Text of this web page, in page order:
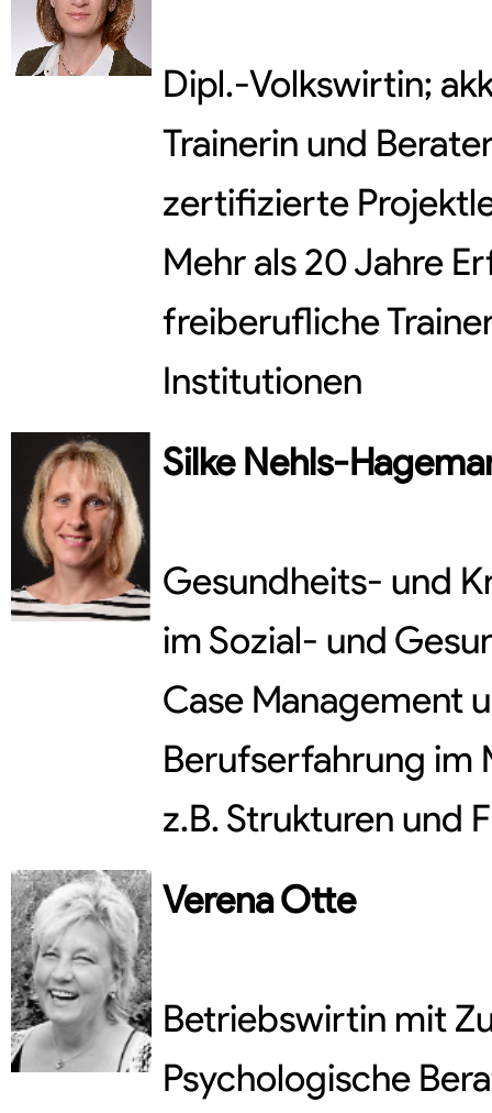
Dipl.-Volkswirtin;
Trainerin und
zertifizierte
Mehr als 20 Jahre
freiberufliche
Institutionen
Silke Nehls-
Gesundheits- und
im Sozial- und
Case Management
Berufserfahrung im
z.B. Strukturen und
VerenaOtte
Betriebswirtin mit
Psychologische